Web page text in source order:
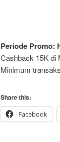
Periode Promo:
Cashback 15K di
Minimum
Share this:
Facebook